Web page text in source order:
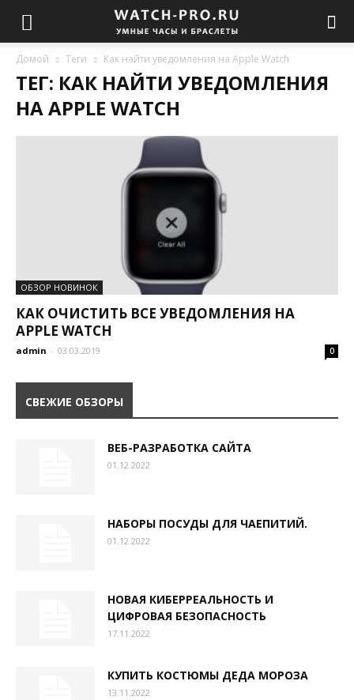
Домой Теги Как найти уведомления на Apple Watch
ТЕГ: КАК НАЙТИ УВЕДОМЛЕНИЯ
НА APPLE WATCH
ОБЗОР НОВИНОК
КАК ОЧИСТИТЬ ВСЕ УВЕДОМЛЕНИЯ НА
APPLE WATCH
admin - 03.03.2019 0
СВЕЖИЕ ОБЗОРЫ
ВЕБ-РАЗРАБОТКА САЙТА
01.12.2022
НАБОРЫ ПОСУДЫ ДЛЯ ЧАЕПИТИЙ.
01.12.2022
НОВАЯ КИБЕРРЕАЛЬНОСТЬ И
ЦИФРОВАЯ БЕЗОПАСНОСТЬ
17.11.2022
КУПИТЬ КОСТЮМЫ ДЕДА МОРОЗА
13.11.2022